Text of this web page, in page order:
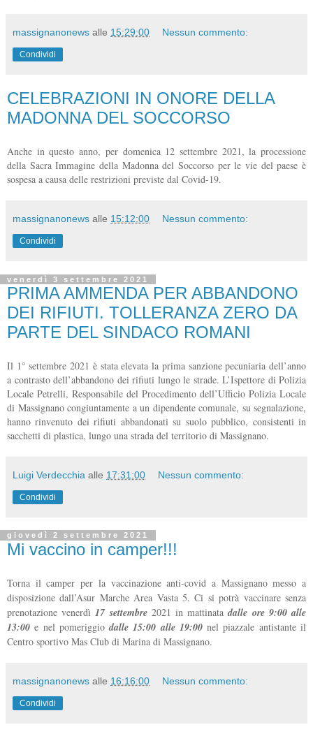
massignanonews alle 15:29:00 Nessun commento:
Condividi
CELEBRAZIONI IN ONORE DELLA
MADONNA DEL SOCCORSO
Anche in questo anno, per domenica 12 settembre 2021, la processione
della Sacra Immagine della Madonna del Soccorso per le vie del paese è
sospesa a causa delle restrizioni previste dal Covid-19.
massignanonews alle 15:12:00 Nessun commento:
Condividi
venerdì 3 settembre 2021
PRIMA AMMENDA PER ABBANDONO
DEI RIFIUTI. TOLLERANZA ZERO DA
PARTE DEL SINDACO ROMANI
Il 1° settembre 2021 è stata elevata la prima sanzione pecuniaria dell’anno
a contrasto dell’abbandono dei rifiuti lungo le strade. L’Ispettore di Polizia
Locale Petrelli, Responsabile del Procedimento dell’Ufficio Polizia Locale
di Massignano congiuntamente a un dipendente comunale, su segnalazione,
hanno rinvenuto dei rifiuti abbandonati su suolo pubblico, consistenti in
sacchetti di plastica, lungo una strada del territorio di Massignano.
Luigi Verdecchia alle 17:31:00 Nessun commento:
Condividi
giovedì 2 settembre 2021
Mi vaccino in camper!!!
Torna il camper per la vaccinazione anti-covid a Massignano messo a
disposizione dall’Asur Marche Area Vasta 5. Ci si potrà vaccinare senza
prenotazione venerdì17 settembre2021 in mattinatadalle ore 9:00 alle
13:00 e nel pomeriggiodalle 15:00 alle 19:00nel piazzale antistante il
Centro sportivo Mas Club di Marina di Massignano.
massignanonews alle 16:16:00 Nessun commento:
Condividi